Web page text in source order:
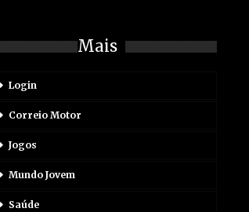
Mais
Login
Correio Motor
Jogos
Mundo Jovem
Saúde